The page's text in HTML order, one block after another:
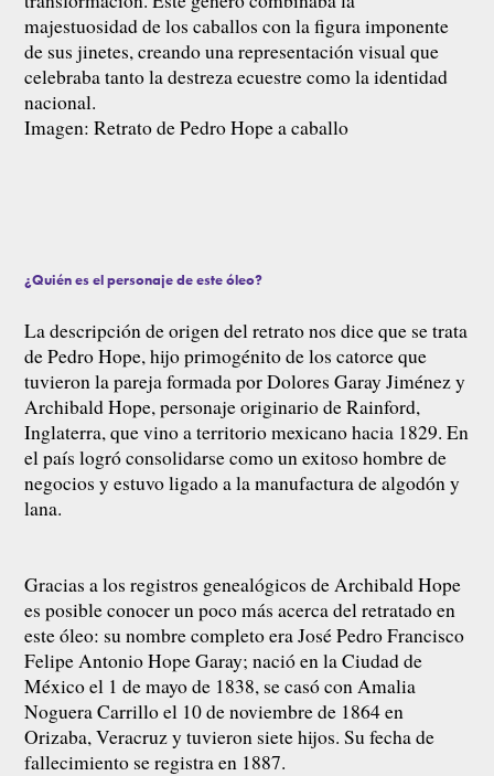
majestuosidad de los caballos con la figura imponente
de sus jinetes, creando una representación visual que
celebraba tanto la destreza ecuestre como la identidad
nacional.
Imagen: Retrato de Pedro Hope a caballo
¿Quién es el personaje de este óleo?
La descripción de origen del retrato nos dice que se trata
de Pedro Hope, hijo primogénito de los catorce que
tuvieron la pareja formada por Dolores Garay Jiménez y
Archibald Hope, personaje originario de Rainford,
Inglaterra, que vino a territorio mexicano hacia 1829. En
el país logró consolidarse como un exitoso hombre de
negocios y estuvo ligado a la manufactura de algodón y
lana.
Gracias a los registros genealógicos de Archibald Hope
es posible conocer un poco más acerca del retratado en
este óleo: su nombre completo era José Pedro Francisco
Felipe Antonio Hope Garay; nació en la Ciudad de
México el 1 de mayo de 1838, se casó con Amalia
Noguera Carrillo el 10 de noviembre de 1864 en
Orizaba, Veracruz y tuvieron siete hijos. Su fecha de
fallecimiento se registra en 1887.